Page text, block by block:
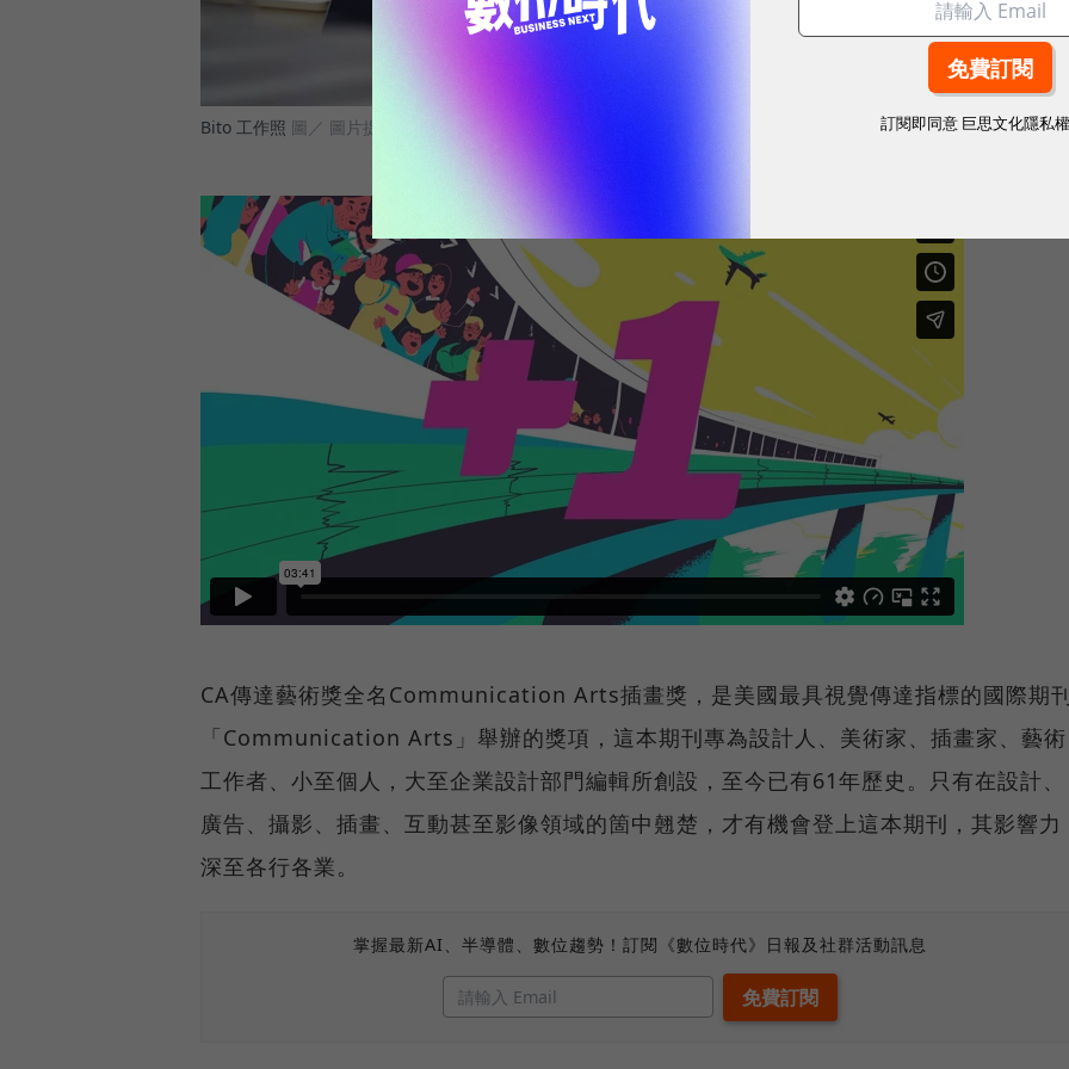
Bito 工作照 圖／ 圖片提供／Bito
CA傳達藝術獎全名Communication Arts插畫獎，是美國最具視覺傳達指標的國際期
「Communication Arts」舉辦的獎項，這本期刊專為設計人、美術家、插畫家、藝術
工作者、小至個人，大至企業設計部門編輯所創設，至今已有61年歷史。只有在設計、
廣告、攝影、插畫、互動甚至影像領域的箇中翹楚，才有機會登上這本期刊，其影響力
深至各行各業。
掌握最新AI、半導體、數位趨勢！訂閱《數位時代》日報及社群活動訊息
訂閱即同意 巨思文化隱私